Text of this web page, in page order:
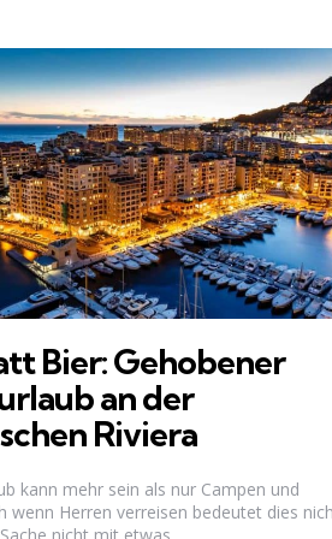
Bier: Gehobener
an der
Riviera
kann mehr sein als nur Campen und
wenn Herren verreisen bedeutet dies